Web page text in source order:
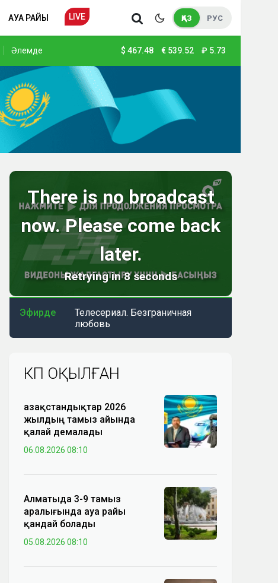
АУА РАЙЫ LIVE ҚАЗ РУС
Әлемде $ 467.48 € 539.52 ₽ 5.73
Эфирде
Телесериал. Безграничная
любовь
КӨП ОҚЫЛҒАН
Қазақстандықтар 2026
жылдың тамыз айында
қалай демалады
06.08.2026 08:10
Алматыда 3-9 тамыз
аралығында ауа райы
қандай болады
05.08.2026 08:10